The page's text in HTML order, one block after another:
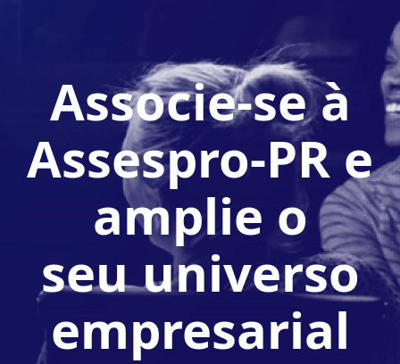
Associe-se à
Assespro-PR e
amplie o
seu universo
empresarial